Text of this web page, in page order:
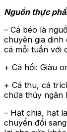
Nguồn thực
– Cá béo là
chuyên gia dinh
cá mỗi tuần với
+ Cá hồi: Giàu
+ Cá thu, cá
chứa thủy ngân
– Hạt chia, hạt
chuyển đổi